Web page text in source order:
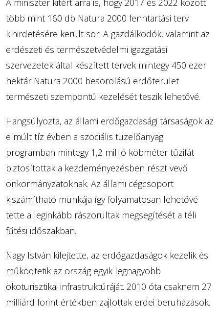
A miniszter kitért arra is, hogy 2017 és 2022 között
több mint 160 db Natura 2000 fenntartási terv
kihirdetésére került sor. A gazdálkodók, valamint az
erdészeti és természetvédelmi igazgatási
szervezetek által készített tervek mintegy 450 ezer
hektár Natura 2000 besorolású erdőterület
természeti szempontú kezelését teszik lehetővé.
Hangsúlyozta, az állami erdőgazdasági társaságok az
elmúlt tíz évben a szociális tüzelőanyag
programban mintegy 1,2 millió köbméter tűzifát
biztosítottak a kezdeményezésben részt vevő
önkormányzatoknak. Az állami cégcsoport
kiszámítható munkája így folyamatosan lehetővé
tette a leginkább rászorultak megsegítését a téli
fűtési időszakban.
Nagy István kifejtette, az erdőgazdaságok kezelik és
működtetik az ország egyik legnagyobb
ökoturisztikai infrastruktúráját. 2010 óta csaknem 27
milliárd forint értékben zajlottak erdei beruházások.